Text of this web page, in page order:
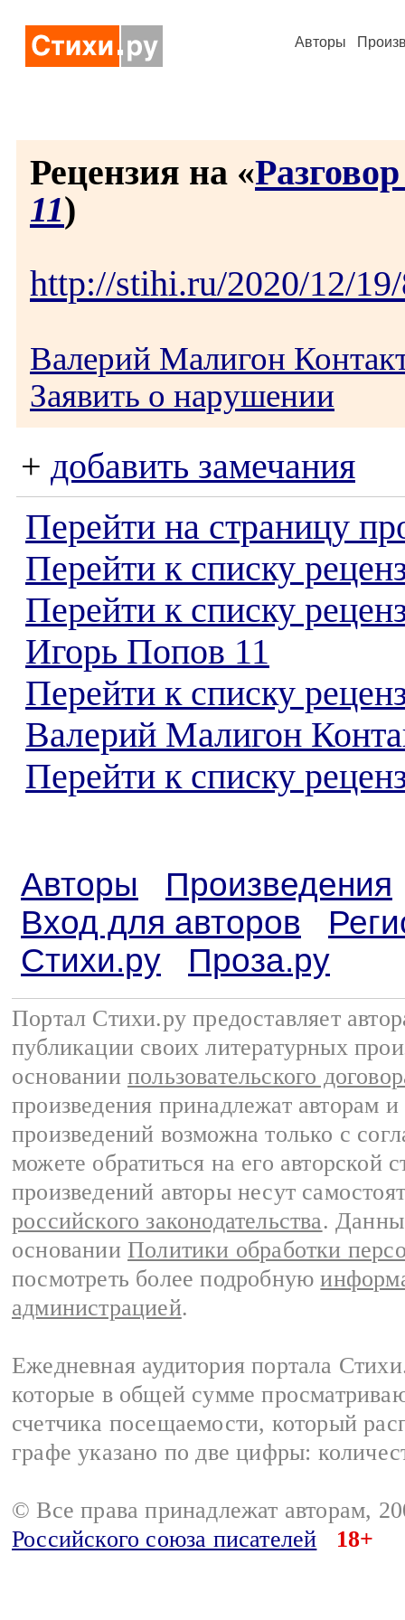
Авторы
Рецензия на «
11)
http://stihi.ru/2020/12/
Валерий Малигон
Заявить о нарушении
+ добавить замечания
Перейти на страницу
Перейти к списку
Перейти к списку
Игорь Попов 11
Перейти к списку
Валерий Малигон
Перейти к списку
Авторы
Произведения
Вход для авторов
Стихи.ру
Проза.ру
Портал Стихи.ру предоставляет
публикации своих литературных
основании пользовательского
произведения принадлежат авторам
произведений возможна только с
можете обратиться на его авторской
произведений авторы несут
российского законодательства.
основании Политики обработки
посмотреть более подробную
администрацией.
Ежедневная аудитория портала
которые в общей сумме
счетчика посещаемости, который
графе указано по две цифры:
© Все права принадлежат авторам,
Российского союза писателей
18+